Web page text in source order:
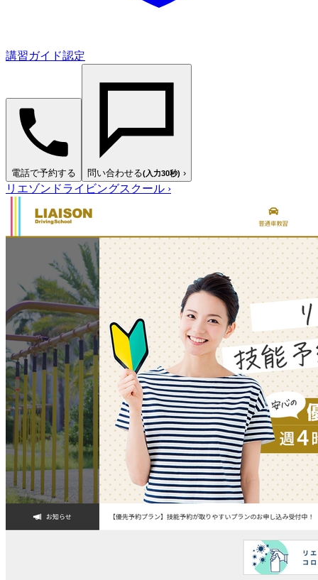
講習ガイド認定
電話で予約する 問い合わせる(入力30秒) ›
リエゾンドライビングスクール ›